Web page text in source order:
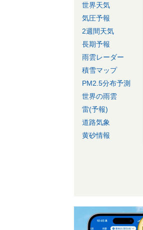
世界天気
気圧予報
2週間天気
長期予報
雨雲レーダー
積雪マップ
PM2.5分布予測
世界の雨雲
雷(予報)
道路気象
黄砂情報